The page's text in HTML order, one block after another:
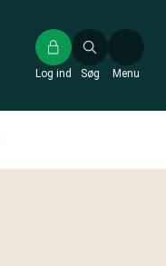
Søg
Log ind Menu